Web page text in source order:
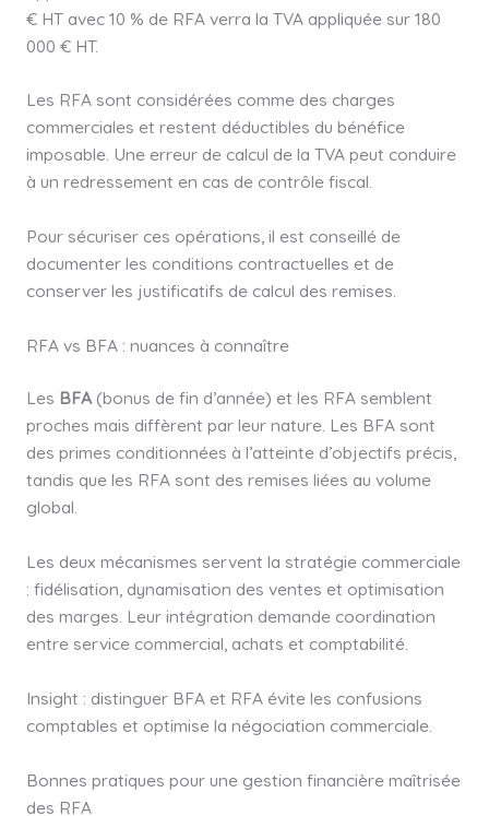
€ HT avec 10 % de RFA verra la TVA appliquée sur 180
000 € HT.
Les RFA sont considérées comme des charges
commerciales et restent déductibles du bénéfice
imposable. Une erreur de calcul de la TVA peut conduire
à un redressement en cas de contrôle fiscal.
Pour sécuriser ces opérations, il est conseillé de
documenter les conditions contractuelles et de
conserver les justificatifs de calcul des remises.
RFA vs BFA : nuances à connaître
Les BFA(bonus de fin d’année) et les RFA semblent
proches mais diffèrent par leur nature. Les BFA sont
des primes conditionnées à l’atteinte d’objectifs précis,
tandis que les RFA sont des remises liées au volume
global.
Les deux mécanismes servent la stratégie commerciale
: fidélisation, dynamisation des ventes et optimisation
des marges. Leur intégration demande coordination
entre service commercial, achats et comptabilité.
Insight : distinguer BFA et RFA évite les confusions
comptables et optimise la négociation commerciale.
Bonnes pratiques pour une gestion financière maîtrisée
des RFA